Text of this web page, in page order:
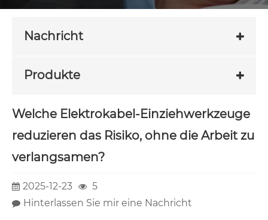
Nachricht
Produkte
Welche Elektrokabel-Einziehwerkzeuge
reduzieren das Risiko, ohne die Arbeit zu
verlangsamen?
2025-12-23
5
Hinterlassen Sie mir eine Nachricht